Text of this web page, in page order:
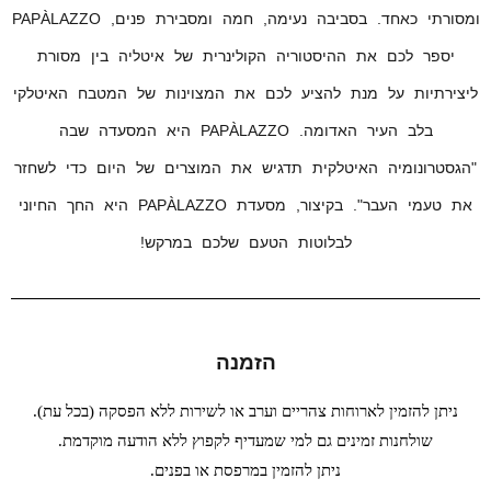
ומסורתי כאחד. בסביבה נעימה, חמה ומסבירת פנים, PAPÀLAZZO
יספר לכם את ההיסטוריה הקולינרית של איטליה בין מסורת
ליצירתיות על מנת להציע לכם את המצוינות של המטבח האיטלקי
בלב העיר האדומה. PAPÀLAZZO היא המסעדה שבה
"הגסטרונומיה האיטלקית תדגיש את המוצרים של היום כדי לשחזר
את טעמי העבר". בקיצור, מסעדת PAPÀLAZZO היא החך החיוני
לבלוטות הטעם שלכם במרקש!
הזמנה
ניתן להזמין לארוחות צהריים וערב או לשירות ללא הפסקה (בכל עת).
שולחנות זמינים גם למי שמעדיף לקפוץ ללא הודעה מוקדמת.
ניתן להזמין במרפסת או בפנים.